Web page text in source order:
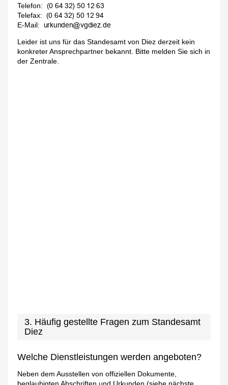
Telefon:
Telefax:
E-Mail:
Leider ist uns für das Standesamt von Diez derzeit kein
konkreter Ansprechpartner bekannt. Bitte melden Sie sich in
der Zentrale.
3. Häufig gestellte Fragen zum Standesamt
Diez
Welche Dienstleistungen werden angeboten?
Neben dem Ausstellen von offiziellen Dokumente,
beglaubigten Abschriften und Urkunden (siehe nächste